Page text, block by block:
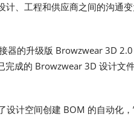
计、工程和供应商之间的沟通
器的升级版 Browzwear 3D
完成的 Browzwear 3D 设计文
设计空间创建 BOM 的自动化